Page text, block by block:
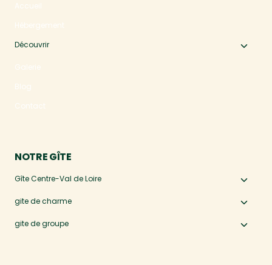
Accueil
Hébergement
Découvrir
Galerie
Blog
Contact
NOTRE GÎTE
Gîte Centre-Val de Loire
le
gite de charme
le
gite de groupe